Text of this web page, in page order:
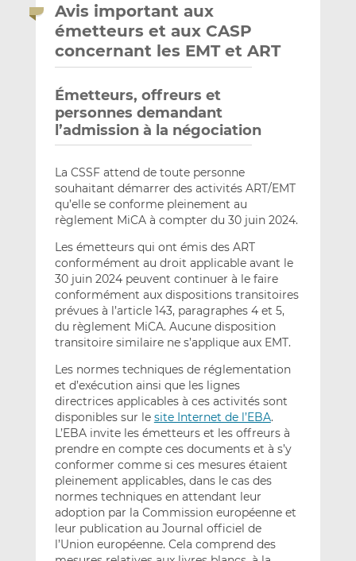
Avis important aux
émetteurs et aux CASP
concernant les EMT et ART
Émetteurs, offreurs et
personnes demandant
l’admission à la négociation
La CSSF attend de toute personne
souhaitant démarrer des activités ART/EMT
qu’elle se conforme pleinement au
règlement MiCA à compter du 30 juin 2024.
Les émetteurs qui ont émis des ART
conformément au droit applicable avant le
30 juin 2024 peuvent continuer à le faire
conformément aux dispositions transitoires
prévues à l’article 143, paragraphes 4 et 5,
du règlement MiCA. Aucune disposition
transitoire similaire ne s’applique aux EMT.
Les normes techniques de réglementation
et d’exécution ainsi que les lignes
directrices applicables à ces activités sont
disponibles sur le site Internet de l’EBA.
L’EBA invite les émetteurs et les offreurs à
prendre en compte ces documents et à s’y
conformer comme si ces mesures étaient
pleinement applicables, dans le cas des
normes techniques en attendant leur
adoption par la Commission européenne et
leur publication au Journal officiel de
l’Union européenne. Cela comprend des